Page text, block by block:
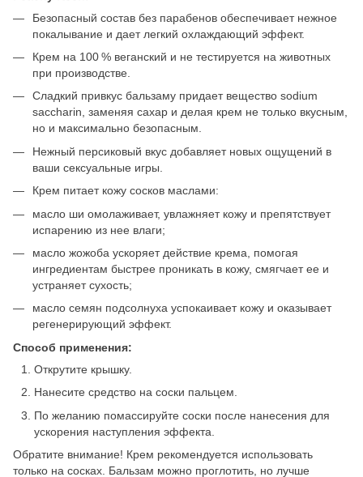
Безопасный состав без парабенов обеспечивает нежное
покалывание и дает легкий охлаждающий эффект.
Крем на 100 % веганский и не тестируется на животных
при производстве.
Сладкий привкус бальзаму придает вещество sodium
saccharin, заменяя сахар и делая крем не только вкусным,
но и максимально безопасным.
Нежный персиковый вкус добавляет новых ощущений в
ваши сексуальные игры.
Крем питает кожу сосков маслами:
масло ши омолаживает, увлажняет кожу и препятствует
испарению из нее влаги;
масло жожоба ускоряет действие крема, помогая
ингредиентам быстрее проникать в кожу, смягчает ее и
устраняет сухость;
масло семян подсолнуха успокаивает кожу и оказывает
регенерирующий эффект.
Способ применения:
Открутите крышку.
Нанесите средство на соски пальцем.
По желанию помассируйте соски после нанесения для
ускорения наступления эффекта.
Обратите внимание! Крем рекомендуется использовать
только на сосках. Бальзам можно проглотить, но лучше